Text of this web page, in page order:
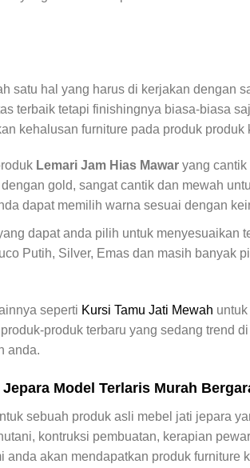
satu hal yang harus di kerjakan dengan
terbaik tetapi finishingnya biasa-biasa
kehalusan furniture pada produk produk
Lemari Jam Hias Mawaryang cantik
gold, sangat cantik dan mewah
dapat memilih warna sesuai dengan
dapat anda pilih untuk menyesuaikan
Putih, Silver, Emas dan masih banyak
seperti Kursi Tamu Jati Mewah
produk terbaru yang sedang trend
anda.
Model Terlaris Murah
sebuah produk asli mebel jati jepara
kontruksi pembuatan, kerapian
akan mendapatkan produk